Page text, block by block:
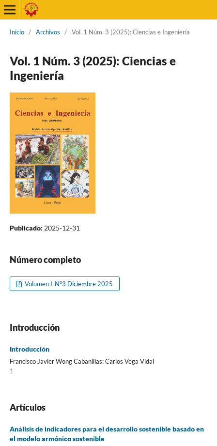
Inicio / Archivos / Vol. 1 Núm. 3 (2025): Ciencias e Ingeniería
Vol. 1 Núm. 3 (2025): Ciencias e
Ingeniería
Publicado: 2025-12-31
Número completo
Volumen I-N°3 Diciembre 2025
Introducción
Introducción
Francisco Javier Wong Cabanillas; Carlos Vega Vidal
1
Artículos
Análisis de indicadores para el desarrollo sostenible basado en
el modelo armónico sostenible